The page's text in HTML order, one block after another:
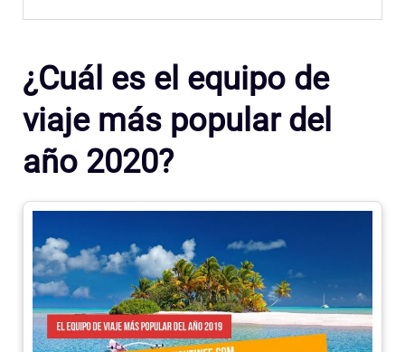
¿Cuál es el equipo de
viaje más popular del
año 2020?